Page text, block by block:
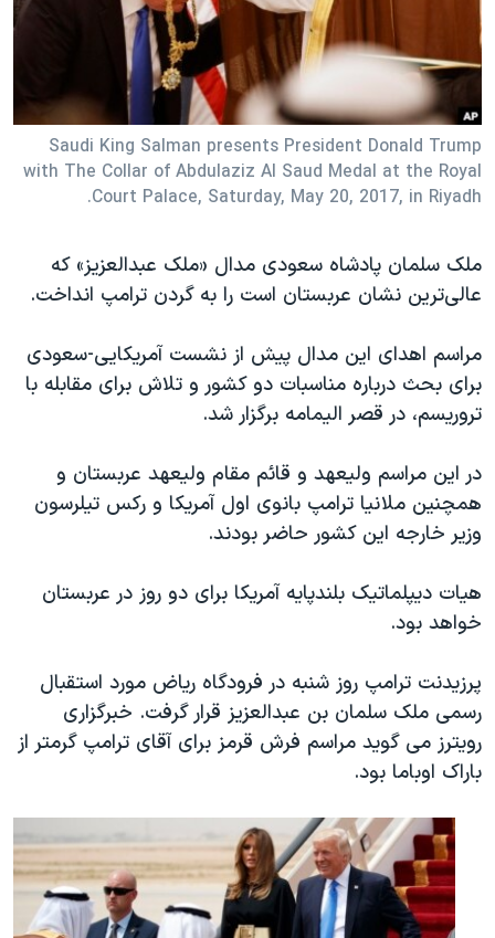
فرهنگ و زندگی
حقوق شهروندی
اقتصادی
علم و فناوری
اسرائیل در جنگ
آرشیو پخش زنده
انتخابات ریاست جمهوری آمریکا ۲۰۲۴
حمله جمهوری اسلامی به اسرائیل
رمز مهسا
ورزش زنان در ایران
مجموعه مستندهای دادخواهی
تریبونال مردمی آبان ۹۸
چهل سال گروگان‌گیری
قانون شفافیت دارائی کادر رهبری ایران
اسرائیل در جنگ
نرگس محمدی برنده جایزه نوبل صلح
صفحه‌های ویژه
زبانهای مختلف
Saudi King Salman presents President Donald Trump
with The Collar of Abdulaziz Al Saud Medal at the Royal
Court Palace, Saturday, May 20, 2017, in Riyadh.
ملک سلمان پادشاه سعودی مدال «ملک عبدالعزیز» که
عالی‌ترین نشان عربستان است را به گردن ترامپ انداخت.
مراسم اهدای این مدال پیش از نشست آمریکایی-سعودی
برای بحث درباره مناسبات دو کشور و تلاش برای مقابله با
تروریسم، در قصر الیمامه برگزار شد.
در این مراسم ولیعهد و قائم مقام ولیعهد عربستان و
همچنین ملانیا ترامپ بانوی اول آمریکا و رکس تیلرسون
وزیر خارجه این کشور حاضر بودند.
هیات دیپلماتیک بلندپایه آمریکا برای دو روز در عربستان
خواهد بود.
پرزیدنت ترامپ روز شنبه در فرودگاه ریاض مورد استقبال
رسمی ملک سلمان بن عبدالعزیز قرار گرفت. خبرگزاری
رویترز می گوید مراسم فرش قرمز برای آقای ترامپ گرمتر از
باراک اوباما بود.